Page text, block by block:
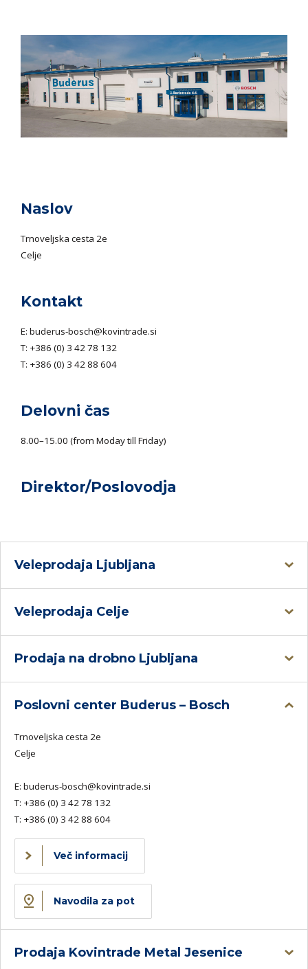
Naslov
Trnoveljska cesta 2e
Celje
Kontakt
E: buderus-bosch@kovintrade.si
T: +386 (0) 3 42 78 132
T: +386 (0) 3 42 88 604
Delovni čas
8.00–15.00 (from Moday till Friday)
Direktor/Poslovodja
Veleprodaja Ljubljana
Veleprodaja Celje
Prodaja na drobno Ljubljana
Poslovni center Buderus – Bosch
Trnoveljska cesta 2e
Celje
E: buderus-bosch@kovintrade.si
T: +386 (0) 3 42 78 132
T: +386 (0) 3 42 88 604
Več informacij
Navodila za pot
Prodaja Kovintrade Metal Jesenice